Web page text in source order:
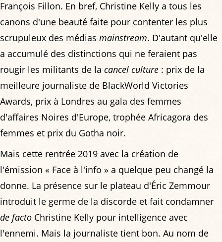
François Fillon. En bref, Christine Kelly a tous les
canons d'une beauté faite pour contenter les plus
scrupuleux des médias mainstream. D'autant qu'elle
a accumulé des distinctions qui ne feraient pas
rougir les militants de la cancel culture : prix de la
meilleure journaliste de BlackWorld Victories
Awards, prix à Londres au gala des femmes
d'affaires Noires d'Europe, trophée Africagora des
femmes et prix du Gotha noir.
Mais cette rentrée 2019 avec la création de
l'émission « Face à l'info » a quelque peu changé la
donne. La présence sur le plateau d'Éric Zemmour
introduit le germe de la discorde et fait condamner
de facto Christine Kelly pour intelligence avec
l'ennemi. Mais la journaliste tient bon. Au nom de